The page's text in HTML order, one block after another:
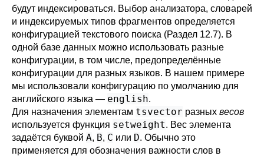
будут индексироваться. Выбор анализатора, словарей
и индексируемых типов фрагментов определяется
конфигурацией текстового поиска (Раздел 12.7). В
одной базе данных можно использовать разные
конфигурации, в том числе, предопределённые
конфигурации для разных языков. В нашем примере
мы использовали конфигурацию по умолчанию для
английского языка — english.
Для назначения элементам tsvector разных весов
используется функция setweight. Вес элемента
задаётся буквой A, B, C или D. Обычно это
применяется для обозначения важности слов в